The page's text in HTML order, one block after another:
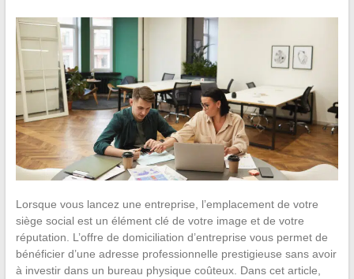
Lorsque vous lancez une entreprise, l’emplacement de votre
siège social est un élément clé de votre image et de votre
réputation. L’offre de domiciliation d’entreprise vous permet de
bénéficier d’une adresse professionnelle prestigieuse sans avoir
à investir dans un bureau physique coûteux. Dans cet article,